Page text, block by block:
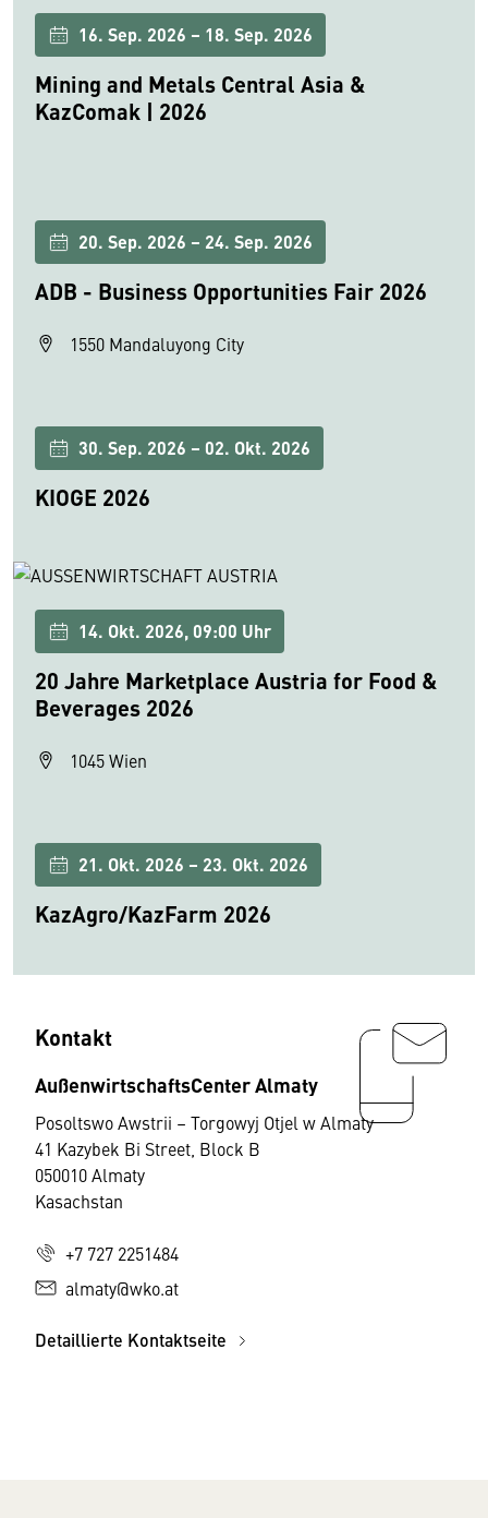
16. Sep. 2026 – 18. Sep. 2026
Mining and Metals Central Asia &
KazComak | 2026
20. Sep. 2026 – 24. Sep. 2026
ADB - Business Opportunities Fair 2026
1550 Mandaluyong City
30. Sep. 2026 – 02. Okt. 2026
KIOGE 2026
14. Okt. 2026, 09:00 Uhr
20 Jahre Marketplace Austria for Food &
Beverages 2026
1045 Wien
21. Okt. 2026 – 23. Okt. 2026
KazAgro/KazFarm 2026
Kontakt
AußenwirtschaftsCenter Almaty
Posoltswo Awstrii – Torgowyj Otjel w Almaty
41 Kazybek Bi Street, Block B
050010 Almaty
Kasachstan
+7 727 2251484
almaty@wko.at
Detaillierte Kontaktseite